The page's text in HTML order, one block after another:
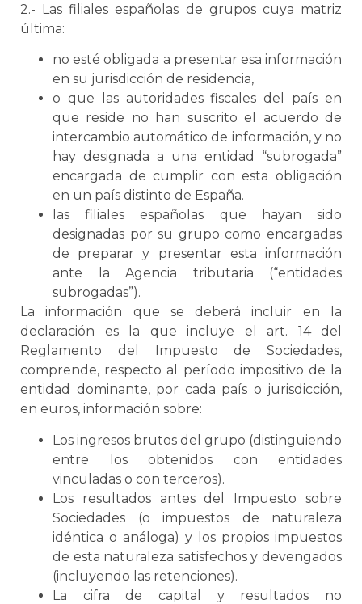
2.- Las filiales españolas de grupos cuya matriz
última:
no esté obligada a presentar esa información
en su jurisdicción de residencia,
o que las autoridades fiscales del país en
que reside no han suscrito el acuerdo de
intercambio automático de información, y no
hay designada a una entidad “subrogada”
encargada de cumplir con esta obligación
en un país distinto de España.
las filiales españolas que hayan sido
designadas por su grupo como encargadas
de preparar y presentar esta información
ante la Agencia tributaria (“entidades
subrogadas”).
La información que se deberá incluir en la
declaración es la que incluye el art. 14 del
Reglamento del Impuesto de Sociedades,
comprende, respecto al período impositivo de la
entidad dominante, por cada país o jurisdicción,
en euros, información sobre:
Los ingresos brutos del grupo (distinguiendo
entre los obtenidos con entidades
vinculadas o con terceros).
Los resultados antes del Impuesto sobre
Sociedades (o impuestos de naturaleza
idéntica o análoga) y los propios impuestos
de esta naturaleza satisfechos y devengados
(incluyendo las retenciones).
La cifra de capital y resultados no